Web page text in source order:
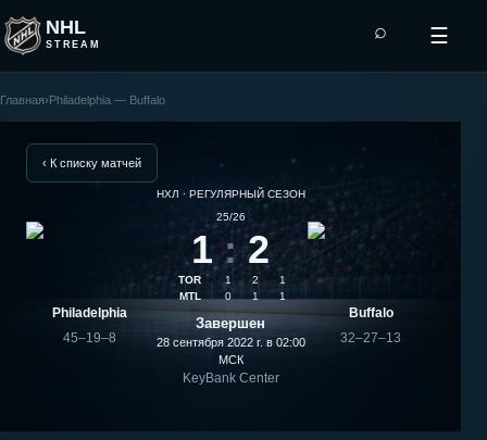
NHL
STREAM
⌕ ☰
Buffalo
Philadelphia:
Главная›Philadelphia — Buffalo
‹ К списку матчей
Philadelphia
45–19–8
НХЛ · РЕГУЛЯРНЫЙ СЕЗОН
25/26
1 : 2
TOR 1 2
1
MTL
0 1 1
Завершен
28 сентября 2022 г. в 02:00
МСК
KeyBank Center
Buffalo
32–27–13